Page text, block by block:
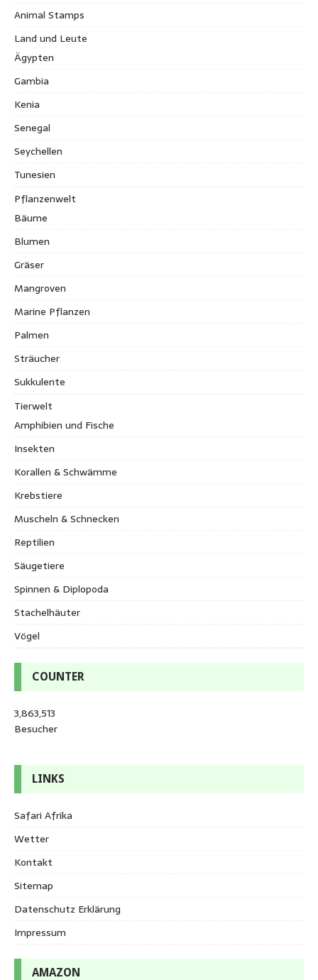
Animal Stamps
Land und Leute
Ägypten
Gambia
Kenia
Senegal
Seychellen
Tunesien
Pflanzenwelt
Bäume
Blumen
Gräser
Mangroven
Marine Pflanzen
Palmen
Sträucher
Sukkulente
Tierwelt
Amphibien und Fische
Insekten
Korallen & Schwämme
Krebstiere
Muscheln & Schnecken
Reptilien
Säugetiere
Spinnen & Diplopoda
Stachelhäuter
Vögel
COUNTER
3,863,513
Besucher
LINKS
Safari Afrika
Wetter
Kontakt
Sitemap
Datenschutz Erklärung
Impressum
AMAZON